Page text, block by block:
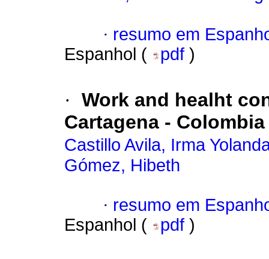
· resumo em
Espanhol (
pdf )
· Work and healht
Cartagena - Colombia
Castillo Avila, Irma
Gómez, Hibeth
· resumo em
Espanhol (
pdf )